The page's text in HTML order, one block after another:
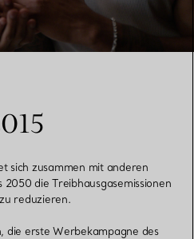
sich zusammen mit anderen
die Treibhausgasemissionen
reduzieren.
die erste Werbekampagne des